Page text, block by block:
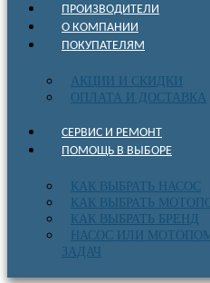
ПРОИЗВОДИТЕЛИ
О КОМПАНИИ
ПОКУПАТЕЛЯМ
АКЦИИ И СКИДКИ
ОПЛАТА И ДОСТАВКА
СЕРВИС И РЕМОНТ
ПОМОЩЬ В ВЫБОРЕ
КАК ВЫБРАТЬ НАСОС
КАК ВЫБРАТЬ
КАК ВЫБРАТЬ БРЕНД
НАСОС ИЛИ
ЗАДАЧ